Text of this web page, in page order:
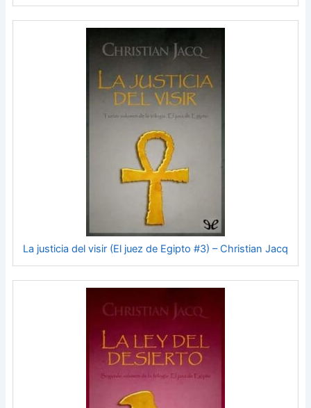
La justicia del visir (El juez de Egipto #3) – Christian Jacq